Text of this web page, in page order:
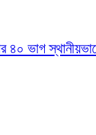
৪০ ভাগ